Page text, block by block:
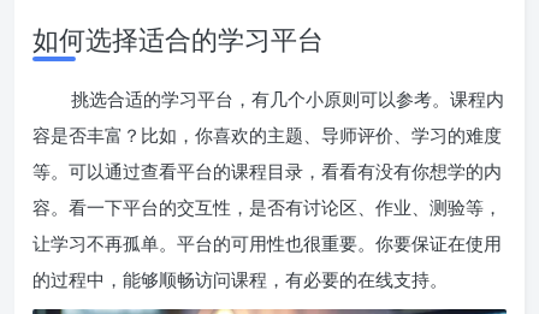
如何选择适合的学习平台
挑选合适的学习平台，有几个小原则可以参考。课程内
容是否丰富？比如，你喜欢的主题、导师评价、学习的难度
等。可以通过查看平台的课程目录，看看有没有你想学的内
容。看一下平台的交互性，是否有讨论区、作业、测验等，
让学习不再孤单。平台的可用性也很重要。你要保证在使用
的过程中，能够顺畅访问课程，有必要的在线支持。